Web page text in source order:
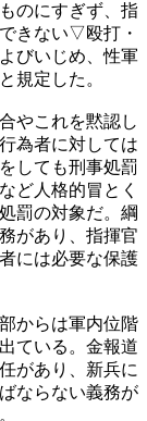
のにすぎず、指
きない▽殴打・
びいじめ、性軍
規定した。
やこれを黙認し
為者に対しては
しても刑事処罰
ど人格的冒とく
罰の対象だ。綱
があり、指揮官
には必要な保護
からは軍内位階
ている。金報道
があり、新兵に
ならない義務が